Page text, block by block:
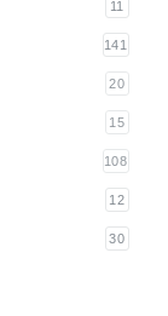
11
141
20
15
108
12
30